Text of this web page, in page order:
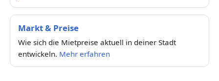
Markt & Preise
Wie sich die Mietpreise aktuell in deiner Stadt
entwickeln. Mehr erfahren